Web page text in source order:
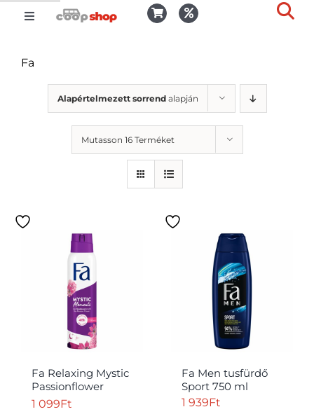
Kihagyás
Toggle
Bejelentkezés
Átvétel
Termékek
Fa
Alapértelmezett sorrendalapján
Mutasson 16 Terméket
Fa Relaxing Mystic
Passionflower
deospray
1 099Ft
Fa Men tusfürdő
Sport 750 ml
1 939Ft